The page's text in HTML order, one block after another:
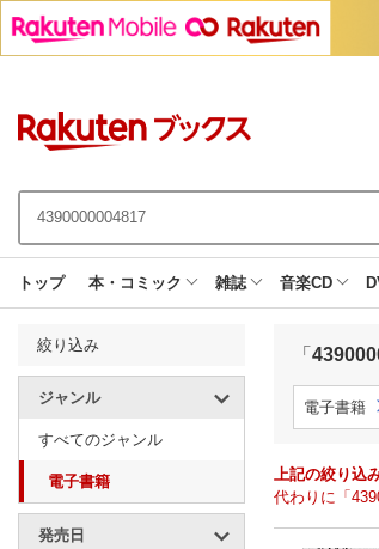
トップ 本・コミック 雑誌 音楽CD
絞り込み
ジャンル
すべてのジャンル
電子書籍
発売日
「
電子書籍
上記の絞り込
代わりに「